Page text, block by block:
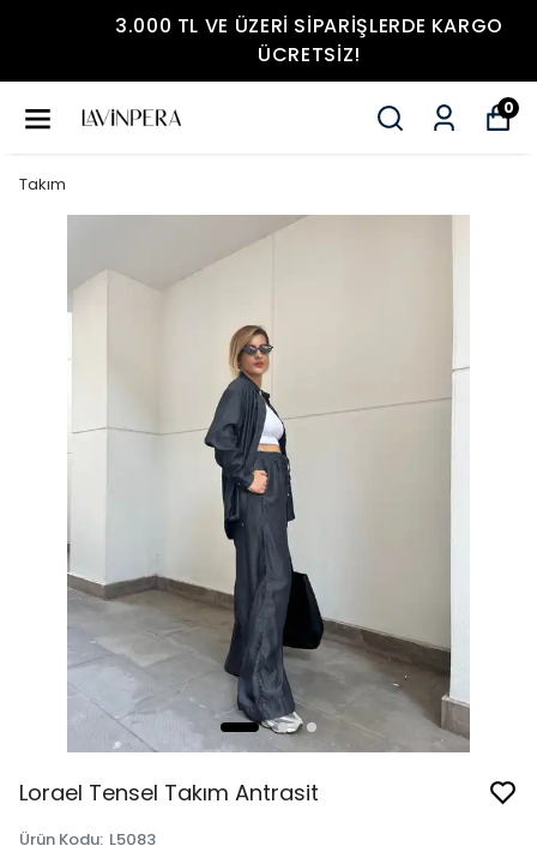
3.000 TL VE ÜZERI SIPARIŞLERDE KARGO
ÜCRETSIZ!
0
Takım
Lorael Tensel Takım Antrasit
Ürün Kodu: L5083